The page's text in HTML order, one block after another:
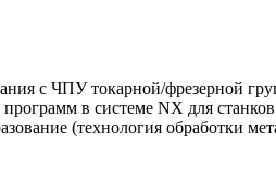
с ЧПУ токарной/фрезерной
в системе NX для
(технология обработки